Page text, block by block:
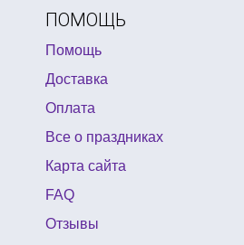
флажок украины
фиксики
купить
для девочки
праздника
купить киев
ПОМОЩЬ
Помощь
Доставка
Оплата
Все о праздниках
Карта сайта
FAQ
Отзывы